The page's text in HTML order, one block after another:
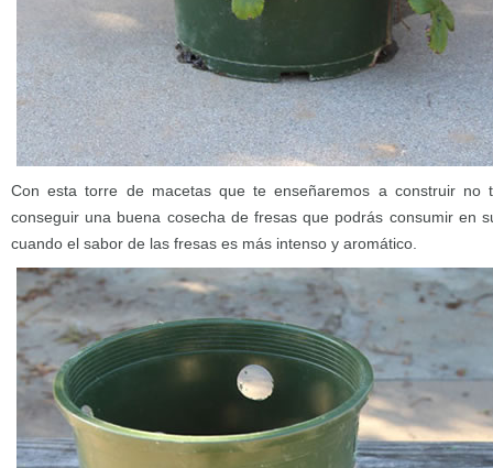
Con esta torre de macetas que te enseñaremos a construir no
conseguir una buena cosecha de fresas que podrás consumir en
cuando el sabor de las fresas es más intenso y aromático.